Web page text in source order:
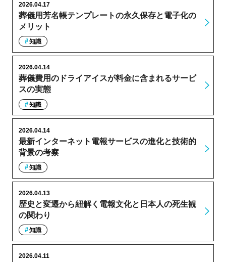
葬儀用芳名帳テンプレートの永久保存と電子化の
メリット
2026.04.17
知識
葬儀費用のドライアイスが料金に含まれるサービ
スの実態
2026.04.14
知識
最新インターネット電報サービスの進化と技術的
背景の考察
2026.04.14
知識
歴史と変遷から紐解く電報文化と日本人の死生観
の関わり
2026.04.13
知識
2026.04.11